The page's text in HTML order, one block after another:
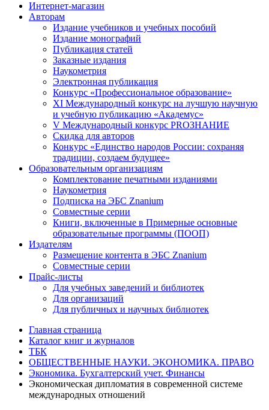
Интернет-магазин
Авторам
Издание учебников и учебных пособий
Издание монографий
Публикация статей
Заказные издания
Наукометрия
Электронная публикация
Конкурс «Профессиональное образование»
XI Международный конкурс на лучшую научную
и учебную публикацию «Академус»
V Международный конкурс PROЗНАНИЕ
Скидка для авторов
Конкурс «Единство народов России: сохраняя
традиции, создаем будущее»
Образовательным организациям
Комплектование печатными изданиями
Наукометрия
Подписка на ЭБС Znanium
Совместные серии
Книги, включенные в Примерные основные
образовательные программы (ПООП)
Издателям
Размещение контента в ЭБС Znanium
Совместные серии
Прайс-листы
Для учебных заведений и библиотек
Для организаций
Для публичных и научных библиотек
Главная страница
Каталог книг и журналов
ТБК
ОБЩЕСТВЕННЫЕ НАУКИ. ЭКОНОМИКА. ПРАВО
Экономика. Бухгалтерский учет. Финансы
Экономическая дипломатия в современной системе
международных отношений